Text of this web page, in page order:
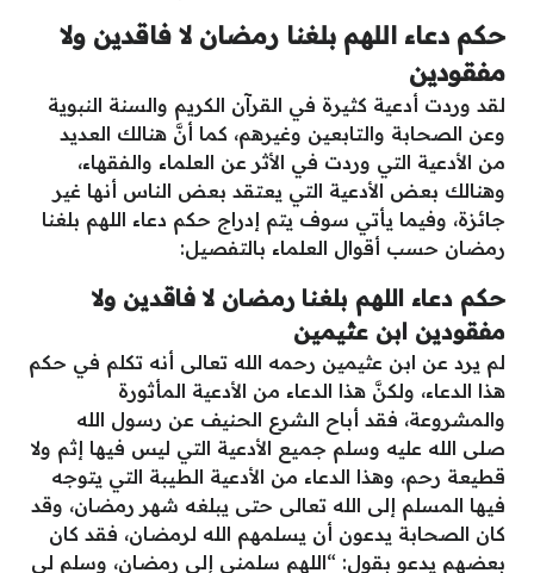
حكم دعاء اللهم بلغنا رمضان لا فاقدين ولا
مفقودين
لقد وردت أدعية كثيرة في القرآن الكريم والسنة النبوية
وعن الصحابة والتابعين وغيرهم، كما أنَّ هنالك العديد
من الأدعية التي وردت في الأثر عن العلماء والفقهاء،
وهنالك بعض الأدعية التي يعتقد بعض الناس أنها غير
جائزة، وفيما يأتي سوف يتم إدراج حكم دعاء اللهم بلغنا
رمضان حسب أقوال العلماء بالتفصيل:
حكم دعاء اللهم بلغنا رمضان لا فاقدين ولا
مفقودين ابن عثيمين
لم يرد عن ابن عثيمين رحمه الله تعالى أنه تكلم في حكم
هذا الدعاء، ولكنَّ هذا الدعاء من الأدعية المأثورة
والمشروعة، فقد أباح الشرع الحنيف عن رسول الله
صلى الله عليه وسلم جميع الأدعية التي ليس فيها إثم ولا
قطيعة رحم، وهذا الدعاء من الأدعية الطيبة التي يتوجه
فيها المسلم إلى الله تعالى حتى يبلغه شهر رمضان، وقد
كان الصحابة يدعون أن يسلمهم الله لرمضان، فقد كان
بعضهم يدعو بقول: “اللهم سلمني إلى رمضان، وسلم لي